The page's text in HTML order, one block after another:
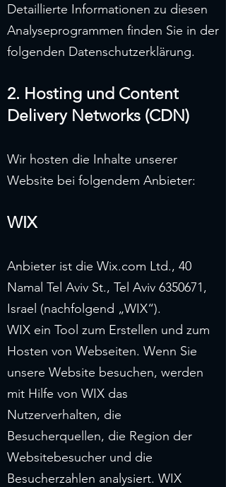
Detaillierte Informationen zu diesen
Analyseprogrammen finden Sie in der
folgenden Datenschutzerklärung.
2. Hosting und Content
Delivery Networks (CDN)
Wir hosten die Inhalte unserer
Website bei folgendem Anbieter:
WIX
Anbieter ist die Wix.com Ltd., 40
Namal Tel Aviv St., Tel Aviv 6350671,
Israel (nachfolgend „WIX“).
WIX ein Tool zum Erstellen und zum
Hosten von Webseiten. Wenn Sie
unsere Website besuchen, werden
mit Hilfe von WIX das
Nutzerverhalten, die
Besucherquellen, die Region der
Websitebesucher und die
Besucherzahlen analysiert. WIX